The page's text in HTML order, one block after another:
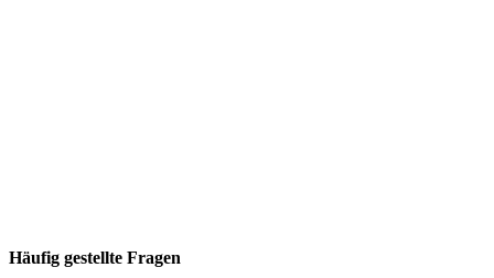
Häufig gestellte Fragen